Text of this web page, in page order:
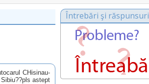
CHisinau-
astept
Întrebări şi răspunsuri